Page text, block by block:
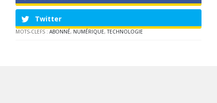
Twitter
MOTS-CLEFS :ABONNÉ, NUMÉRIQUE,TECHNOLOGIE